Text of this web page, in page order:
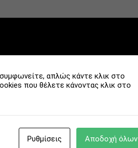
απλώς κάντε κλικ στο
που θέλετε κάνοντας κλικ στο
Ρυθμίσεις Αποδοχή όλων